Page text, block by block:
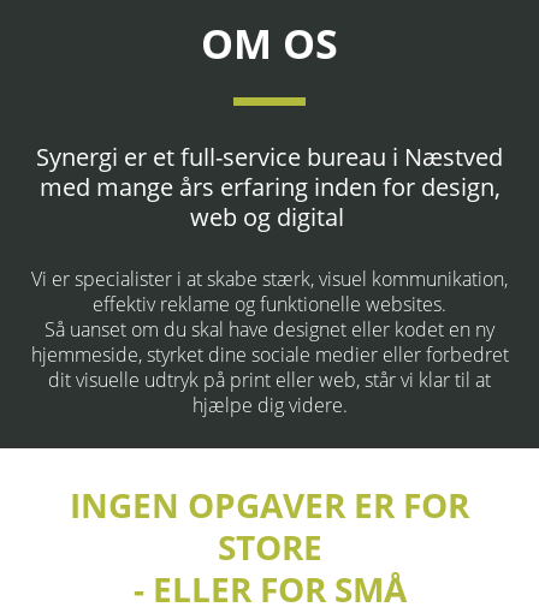
OM OS
Synergi er et full-service bureau i Næstved
med mange års erfaring inden for design,
web og digital
Vi er specialister i at skabe stærk, visuel kommunikation,
effektiv reklame og funktionelle websites.
Så uanset om du skal have designet eller kodet en ny
hjemmeside, styrket dine sociale medier eller forbedret
dit visuelle udtryk på print eller web, står vi klar til at
hjælpe dig videre.
INGEN OPGAVER ER FOR
STORE
- ELLER FOR SMÅ